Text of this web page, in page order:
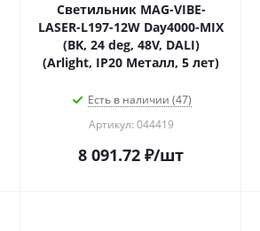
Светильник MAG-VIBE-
LASER-L197-12W Day4000-MIX
(BK, 24 deg, 48V, DALI)
(Arlight, IP20 Металл, 5 лет)
Есть в наличии (47)
Артикул: 044419
8 091.72 ₽/шт